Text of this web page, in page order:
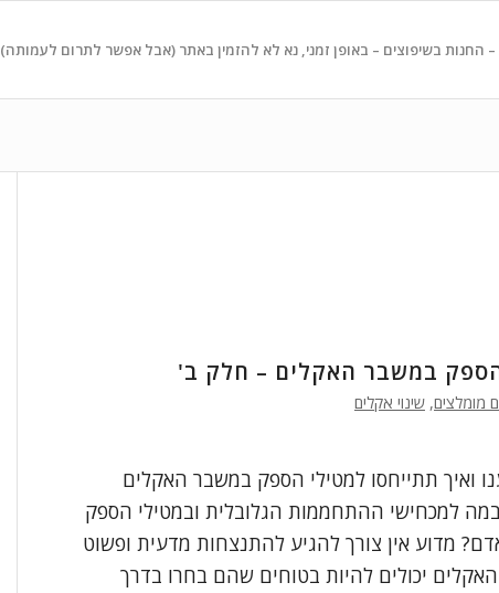
– החנות בשיפוצים – באופן זמני, נא לא להזמין באתר (אבל אפשר לתרום לעמותה)
הספק במשבר האקלים – חלק ב'
מומלצים, שינוי אקלים
ואיך תתייחסו למטילי הספק במשבר האקלים
במה למכחישי ההתחממות הגלובלית ובמטילי הספק
מדוע אין צורך להגיע להתנצחות מדעית ופשוט
יכולים להיות בטוחים שהם בחרו בדרך